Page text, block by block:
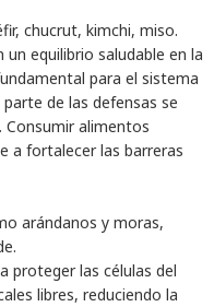
chucrut, kimchi, miso.
equilibrio saludable en la
para el sistema
de las defensas se
alimentos
a fortalecer las barreras
arándanos y moras,
proteger las células del
libres, reduciendo la